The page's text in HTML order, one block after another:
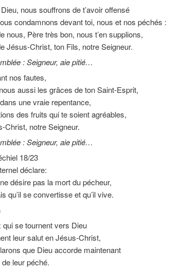
nous souffrons de t’avoir offensé
condamnons devant toi, nous et nos péchés :
nous, Père très bon, nous t’en supplions,
Jésus-Christ, ton Fils, notre Seigneur.
: Seigneur, aie pitié…
nos fautes,
aussi les grâces de ton Saint-Esprit,
une vraie repentance,
des fruits qui te soient agréables,
notre Seigneur.
: Seigneur, aie pitié…
18/23
déclare:
pas la mort du pécheur,
se convertisse et qu’il vive.
se tournent vers Dieu
leur salut en Jésus-Christ,
que Dieu accorde maintenant
leur péché.